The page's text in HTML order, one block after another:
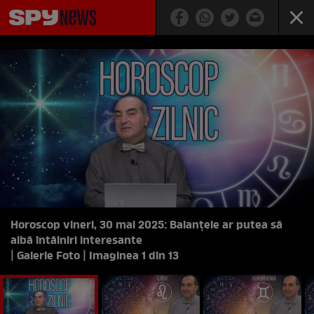
Horoscop vineri, 30 mai 2025: Balanțele ar putea să
aibă întâlniri interesante
| Galerie Foto | Imaginea 1 din 13